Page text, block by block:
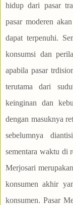
hidup dari pasar
pasar moderen
dapat terpenuhi.
konsumsi dan
apabila pasar
terutama dari
keinginan dan
dengan masuknya
sebelumnya
sementara waktu di
Merjosari
konsumen akhir
konsumen. Pasar